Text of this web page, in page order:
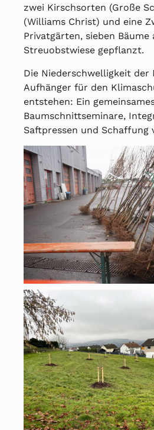
zwei Kirschsorten (Große
(Williams Christ) und eine
Privatgärten, sieben
Streuobstwiese gepflanzt.
Die Niederschwelligkeit der
Aufhänger für den
entstehen: Ein
Baumschnittseminare,
Saftpressen und Schaffung